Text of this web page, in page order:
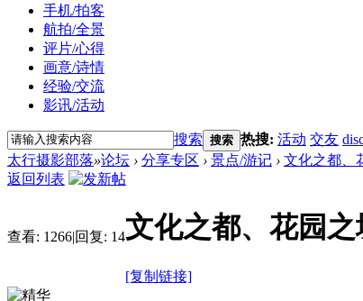
手机/拍客
航拍/全景
评片/心得
画意/诗情
经验/交流
影讯/活动
搜索 搜索 热搜: 活动 交友
太行摄影部落»论坛 › 分享专区 › 景点/游记 › 文化之都、
返回列表
查看: 1266|回复: 14文化之都、花园
[复制链接]